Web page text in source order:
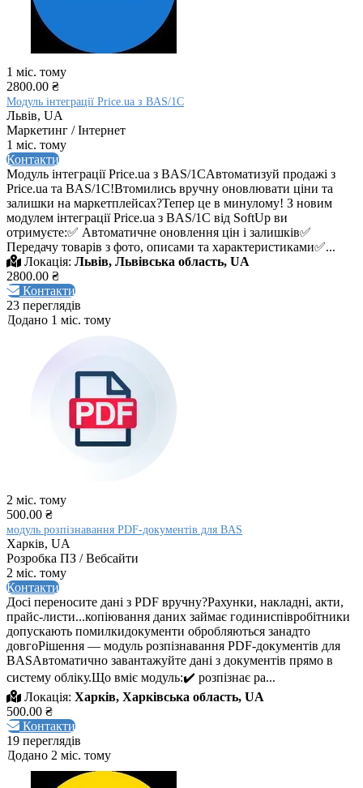
1 міс. тому
2800.00 ₴
Модуль інтеграції Price.ua з BAS/1C
Львів, UA
Маркетинг / Інтернет
1 міс. тому
Контакти
Модуль інтеграції Price.ua з BAS/1CАвтоматизуй продажі з
Price.ua та BAS/1С!Втомились вручну оновлювати ціни та
залишки на маркетплейсах?Тепер це в минулому! З новим
модулем інтеграції Price.ua з BAS/1С від SoftUp ви
отримуєте:✅ Автоматичне оновлення цін і залишків✅
Передачу товарів з фото, описами та характеристиками✅...
Локація: Львів, Львівська область, UA
2800.00 ₴
Контакти
23 переглядів
Додано 1 міс. тому
2 міс. тому
500.00 ₴
модуль розпізнавання PDF-документів для BAS
Харків, UA
Розробка ПЗ / Вебсайти
2 міс. тому
Контакти
Досі переносите дані з PDF вручну?Рахунки, накладні, акти,
прайс-листи...копіювання даних займає годиниспівробітники
допускають помилкидокументи обробляються занадто
довгоРішення — модуль розпізнавання PDF-документів для
BASАвтоматично завантажуйте дані з документів прямо в
систему обліку.Що вміє модуль:✔️ розпізнає ра...
Локація: Харків, Харківська область, UA
500.00 ₴
Контакти
19 переглядів
Додано 2 міс. тому